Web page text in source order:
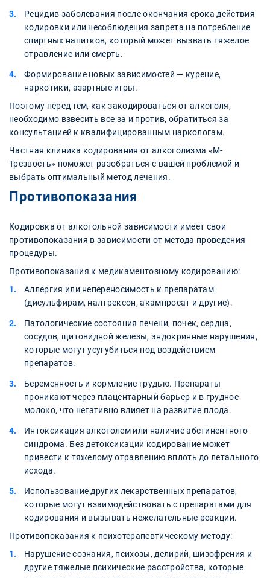
Рецидив заболевания после окончания срока действия
кодировки или несоблюдения запрета на потребление
спиртных напитков, который может вызвать тяжелое
отравление или смерть.
Формирование новых зависимостей — курение,
наркотики, азартные игры.
Поэтому перед тем, как закодироваться от алкоголя,
необходимо взвесить все за и против, обратиться за
консультацией к квалифицированным наркологам.
Частная клиника кодирования от алкоголизма «М-
Трезвость» поможет разобраться с вашей проблемой и
выбрать оптимальный метод лечения.
Противопоказания
Кодировка от алкогольной зависимости имеет свои
противопоказания в зависимости от метода проведения
процедуры.
Противопоказания к медикаментозному кодированию:
Аллергия или непереносимость к препаратам
(дисульфирам, налтрексон, акампросат и другие).
Патологические состояния печени, почек, сердца,
сосудов, щитовидной железы, эндокринные нарушения,
которые могут усугубиться под воздействием
препаратов.
Беременность и кормление грудью. Препараты
проникают через плацентарный барьер и в грудное
молоко, что негативно влияет на развитие плода.
Интоксикация алкоголем или наличие абстинентного
синдрома. Без детоксикации кодирование может
привести к тяжелому отравлению вплоть до летального
исхода.
Использование других лекарственных препаратов,
которые могут взаимодействовать с препаратами для
кодирования и вызывать нежелательные реакции.
Противопоказания к психотерапевтическому методу:
Нарушение сознания, психозы, делирий, шизофрения и
другие тяжелые психические расстройства, которые